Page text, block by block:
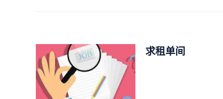
求租单间